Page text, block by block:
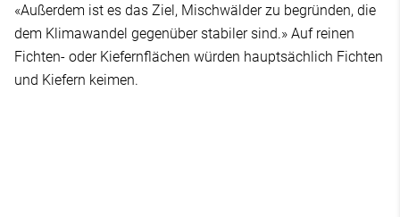
«Außerdem ist es das Ziel, Mischwälder zu begründen, die
dem Klimawandel gegenüber stabiler sind.» Auf reinen
Fichten- oder Kiefernflächen würden hauptsächlich Fichten
und Kiefern keimen.